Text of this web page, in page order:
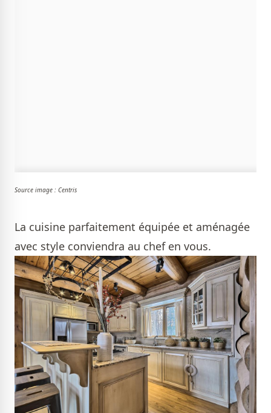
Source image : Centris
La cuisine parfaitement équipée et aménagée
avec style conviendra au chef en vous.